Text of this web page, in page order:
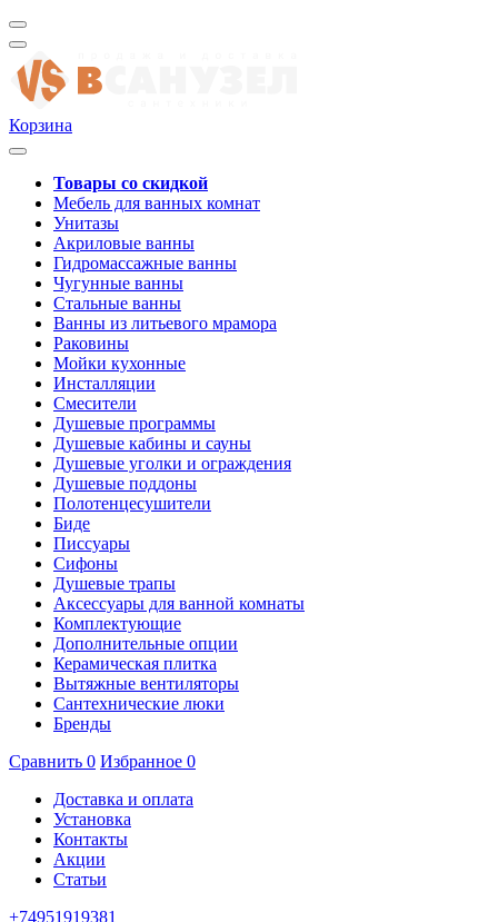
Корзина
Товары со скидкой
Мебель для ванных комнат
Унитазы
Акриловые ванны
Гидромассажные ванны
Чугунные ванны
Стальные ванны
Ванны из литьевого мрамора
Раковины
Мойки кухонные
Инсталляции
Смесители
Душевые программы
Душевые кабины и сауны
Душевые уголки и ограждения
Душевые поддоны
Полотенцесушители
Биде
Писсуары
Сифоны
Душевые трапы
Аксессуары для ванной комнаты
Комплектующие
Дополнительные опции
Керамическая плитка
Вытяжные вентиляторы
Сантехнические люки
Бренды
Сравнить 0 Избранное 0
Доставка и оплата
Установка
Контакты
Акции
Статьи
+74951919381